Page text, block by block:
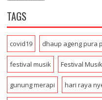
l
A
d
d
r
e
s
TAGS
covid19 dhaup ageng pura
festival musik Festival
gunung merapi hari raya